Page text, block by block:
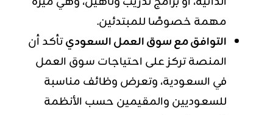
مهمة خصوصًا للمبتدئين.
التوافق مع سوق العمل السعوديتأكد أن
المنصة تركز على احتياجات سوق العمل
في السعودية، وتعرض وظائف مناسبة
للسعوديين والمقيمين حسب الأنظمة